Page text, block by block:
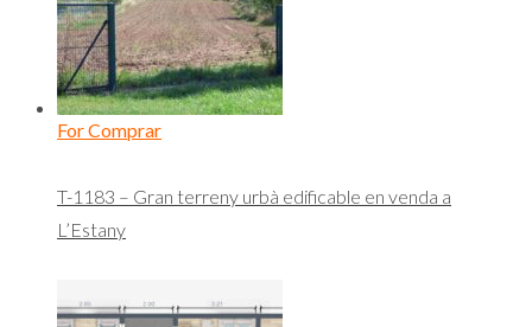
For Comprar
T-1183 – Gran terreny urbà edificable en venda a
L’Estany